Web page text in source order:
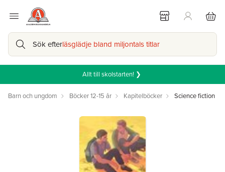
Sök efterläsglädje bland miljontals titlar
Allt till skolstarten! ❯
Barn och ungdom Böcker 12-15 år Kapitelböcker Science fiction